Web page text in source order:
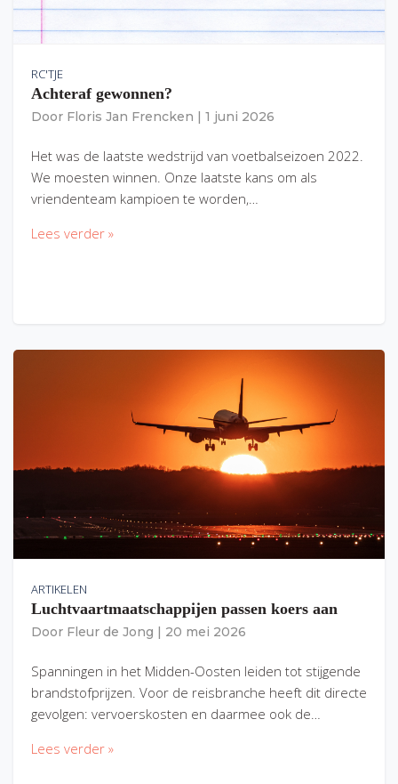
RC'TJE
Achteraf gewonnen?
Door Floris Jan Frencken 1 juni 2026
Het was de laatste wedstrijd van voetbalseizoen 2022.
We moesten winnen. Onze laatste kans om als
vriendenteam kampioen te worden,…
Lees verder »
ARTIKELEN
Luchtvaartmaatschappijen passen koers aan
Door Fleur de Jong 20 mei 2026
Spanningen in het Midden-Oosten leiden tot stijgende
brandstofprijzen. Voor de reisbranche heeft dit directe
gevolgen: vervoerskosten en daarmee ook de…
Lees verder »